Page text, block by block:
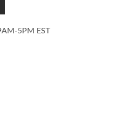
5PM EST